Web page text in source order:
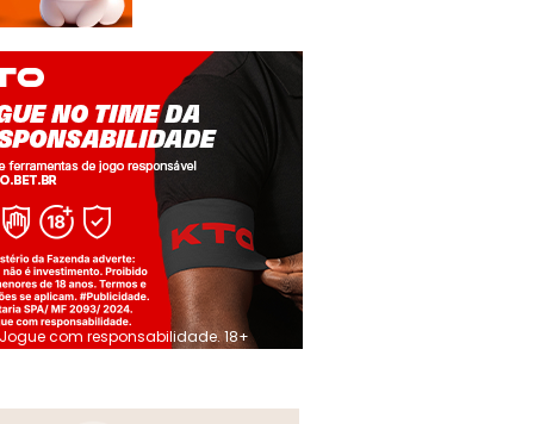
Jogue com responsabilidade. 18+